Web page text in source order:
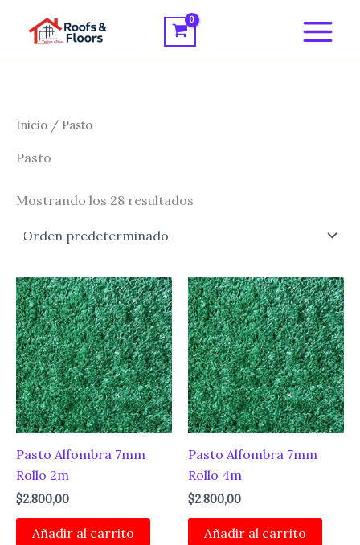
Inicio / Pasto
Pasto
Mostrando los 28 resultados
Pasto Alfombra 7mm
Rollo 2m
$2.800,00
Añadir al carrito
Pasto Alfombra 7mm
Rollo 4m
$2.800,00
Añadir al carrito